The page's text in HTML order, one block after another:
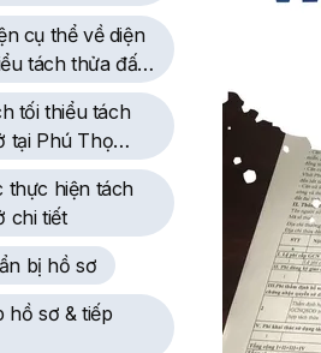
cụ thể về diện
tách thửa đất
tối thiểu tách
tại Phú Thọ
thực hiện tách
chi tiết
bị hồ sơ
hồ sơ & tiếp